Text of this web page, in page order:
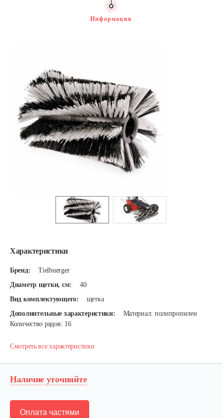
Характеристики
Бренд:
Tielbuerger
Диаметр щетки, см:
40
Вид комплектующего:
щетка
Дополнительные характеристики:
Материал: полипропилен
Количество рядов: 16
Смотреть все характеристики
Информация
Наличие уточняйте
Оплата частями